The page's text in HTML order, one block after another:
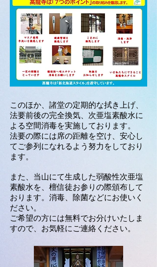
このほか、諸堂の定期的な拭き上げ、
法要前後の完全換気、次亜塩素酸水に
よる空間消毒を実施しております。
法要の際には席の距離を空け、安心し
てご参列になれるよう努力をしており
ます。
また、当山にて生成した弱酸性次亜塩
素酸水を、檀信徒お参りの際頒布して
おります。消毒、除菌などにお使いく
ださい。
​ご希望の方には無料でお分けいたしま
すので、お気軽にご連絡ください。